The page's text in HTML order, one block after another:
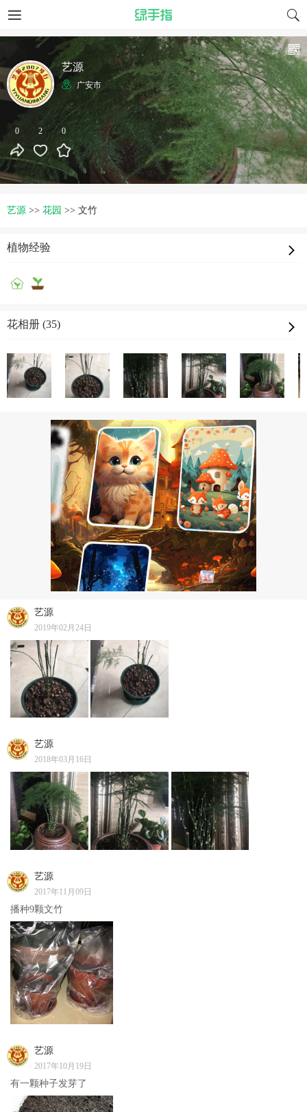
0 2 0
艺源
广安市
艺源 >> 花园 >> 文竹
植物经验
花相册 (35)
艺源
2019年02月24日
艺源
2018年03月16日
艺源
2017年11月09日
播种9颗文竹
艺源
2017年10月19日
有一颗种子发芽了